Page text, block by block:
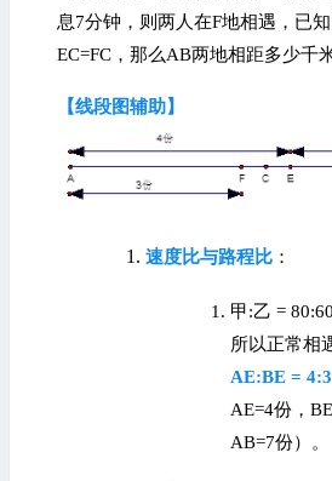
息7分钟，则两人在F地相遇，已
EC=FC，那么AB两地相距多少千
【线段图辅助】
速度比与路程比：
甲:乙 =
所以正常相
AE:BE = 4:3
AE=4份，
AB=7份）。